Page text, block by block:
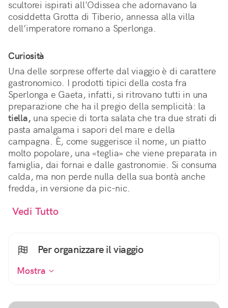
scultorei ispirati all'Odissea che adornavano la
cosiddetta Grotta di Tiberio, annessa alla villa
dell’imperatore romano a Sperlonga.
Curiosità
Una delle sorprese offerte dal viaggio è di carattere
gastronomico. I prodotti tipici della costa fra
Sperlonga e Gaeta, infatti, si ritrovano tutti in una
preparazione che ha il pregio della semplicità: la
tiella, una specie di torta salata che tra due strati di
pasta amalgama i sapori del mare e della
campagna. È, come suggerisce il nome, un piatto
molto popolare, una «teglia» che viene preparata in
famiglia, dai fornai e dalle gastronomie. Si consuma
calda, ma non perde nulla della sua bontà anche
fredda, in versione da pic-nic.
Vedi Tutto
Per organizzare il viaggio
Mostra